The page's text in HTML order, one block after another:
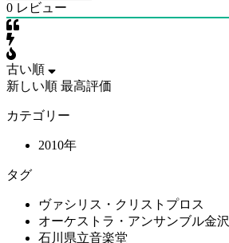
0 レビュー
古い順
新しい順 最高評価
カテゴリー
2010年
タグ
ヴァシリス・クリストプロス
オーケストラ・アンサンブル金沢
石川県立音楽堂